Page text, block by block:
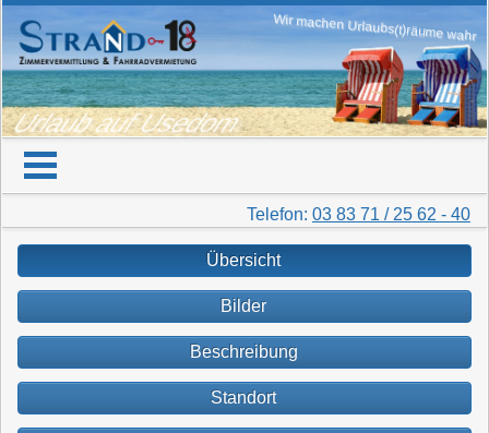
Wir machen Urlaubs(t)räume wahr
Urlaub auf Usedom
Telefon: 03 83 71 / 25 62 - 40
Übersicht
Bilder
Beschreibung
Standort